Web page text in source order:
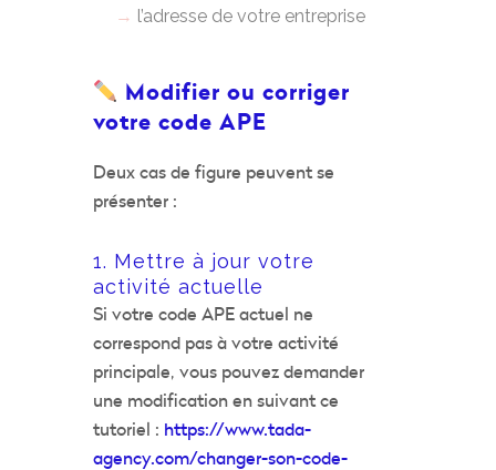
l’adresse de votre entreprise
Modifier ou corriger
votre code APE
Deux cas de figure peuvent se
présenter :
1. Mettre à jour votre
activité actuelle
Si votre code APE actuel ne
correspond pas à votre activité
principale, vous pouvez demander
une modification en suivant ce
tutoriel : https://www.tada-
agency.com/changer-son-code-